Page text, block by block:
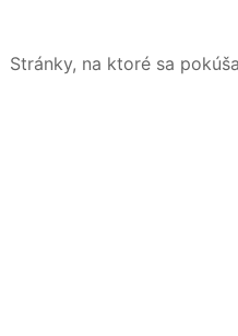
Stránky, na ktoré sa